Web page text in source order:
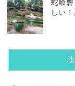
蛇喰
しい